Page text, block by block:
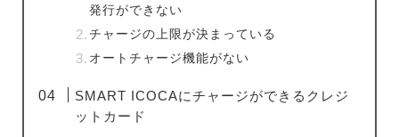
発行ができない
チャージの上限が決まっている
オートチャージ機能がない
SMART ICOCAにチャージができるクレジ
ットカード